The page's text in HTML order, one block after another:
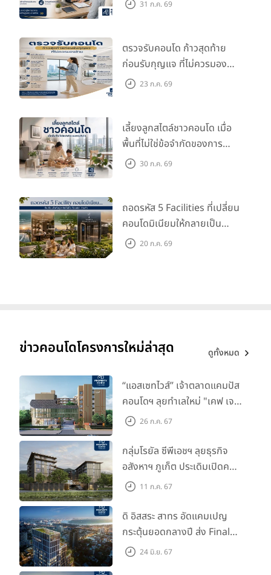
คอนโด ยิ่งถ้าใครชอบปลูกต้นไม้ ชอบทำสวนครัว บ้านน่าจะเป็นคำตอบที่
เล็กสุดตามที่กฎหมายอนุญาตคือห้องขนาด 20 ตร.ม. ไม่สามารถขยับ
ขยายหรือต่อเติมห้องเพิ่มขึ้นภายหลังได้ หากคุณอยากได้พื้นที่ใช้สอ
ยมากๆ ก็ต้องเลือกซื้อห้องขนาดใหญ่ตั้งแต่แรก ซึ่งตามมาด้วยราคาที่
แพงมาก แต่ยังไงก็ยังคงได้พื้นที่ใช้สอยน้อยกว่าการเลือกซื้อบ้านแน่นอน
คอนโดมิเนียมเลยก็ว่าได้ เพราะคอนโดแต่ละโครงการออกแบบและจัดให้มี
สิ่งอำนวยความสะดวกที่หลากหลายมาก ยกตัวอย่างเช่น สระว่ายน้ำ,
Onsen, Sauna, Meeting room ฯลฯ แต่สำหรับบ้านส่วนกลางที่ให้มา
มาตรฐานส่วนใหญ่จะมีเพียง คลับเฮาส์, ฟิตเนส, สระว่ายน้ำ, สวน
สาธารณะ และสนามเด็กเล่น เท่านั้น หรือหากซื้อบ้านตามโครงการขนาด
เล็กๆ ก็อาจจะไม่มีส่วนกลางมาให้เลย ดังนั้นหากคุณเป็นคนที่ชอบใช้
facility ส่วนกลางเพื่อออกกำลังกายหรือผ่อนคลาย การเลือกซื้อคอนโด
น่าจะเป็นคำตอบของคุณมากกว่าบ้าน คอนโดบางโครงการนอกจากจะได้
ออกกำลังกายแล้วยังสามารถชมวิวเมืองสวยๆ ไปพร้อมกันทีเดียวได้ด้วย
31 ก.ค. 69
ตรวจรับคอนโด ก้าวสุดท้าย
ก่อนรับกุญแจ ที่ไม่ควรมอง
ข้าม 23 ก.ค. 69
เลี้ยงลูกสไตล์ชาวคอนโด เมื่อ
พื้นที่ไม่ใช่ข้อจำกัดของการ
เติบโต30 ก.ค. 69
ถอดรหัส 5 Facilities ที่เปลี่ยน
คอนโดมิเนียมให้กลายเป็น
‘โอเอซิส’ ส่วนตัวกลางเมือง
20 ก.ค. 69
ข่าวคอนโดโครงการใหม่ล่าสุด ดูทั้งหมด
“แอสเซทไวส์” เจ้าตลาดแคมปัส
คอนโดฯ ลุยทำเลใหม่ "เคฟ เจ
เนซิส นครปฐม" จับมือพาร์ท
26 ก.ค. 67
กลุ่มโรยัล ซีพีเอชฯ ลุยธุรกิจ
อสังหาฯ ภูเก็ต ประเดิมเปิดคอน
โดฯ "เลค อเวนิว ภูเก็ต" พรีเซล
11 ก.ค. 67
ดิ อิสสระ สาทร อัดแคมเปญ
กระตุ้นยอดกลางปี ส่ง Final
Call ห้องหลุดดาวน์ หั่นราคา
24 มิ.ย. 67